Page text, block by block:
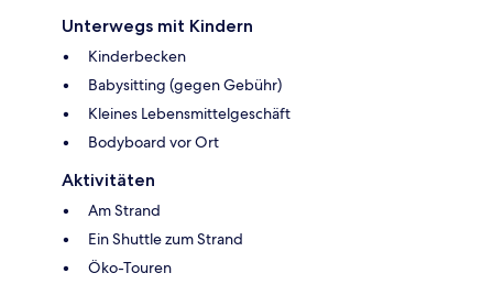
Unterwegs mit Kindern
Kinderbecken
Babysitting (gegen Gebühr)
Kleines Lebensmittelgeschäft
Bodyboard vor Ort
Aktivitäten
Am Strand
Ein Shuttle zum Strand
Öko-Touren